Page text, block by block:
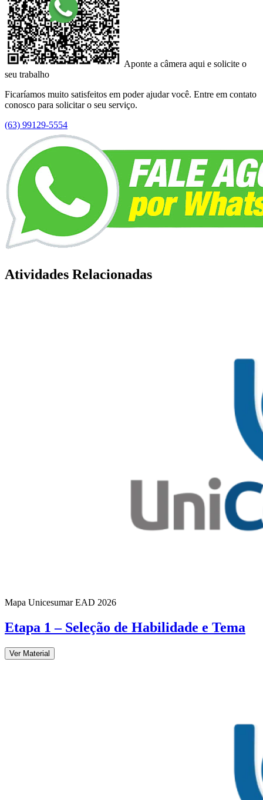
Aponte a câmera aqui e solicite o
seu trabalho
Ficaríamos muito satisfeitos em poder ajudar você. Entre em contato
conosco para solicitar o seu serviço.
(63) 99129-5554
Atividades Relacionadas
Mapa Unicesumar EAD 2026
Etapa 1 – Seleção de Habilidade e Tema
Ver Material